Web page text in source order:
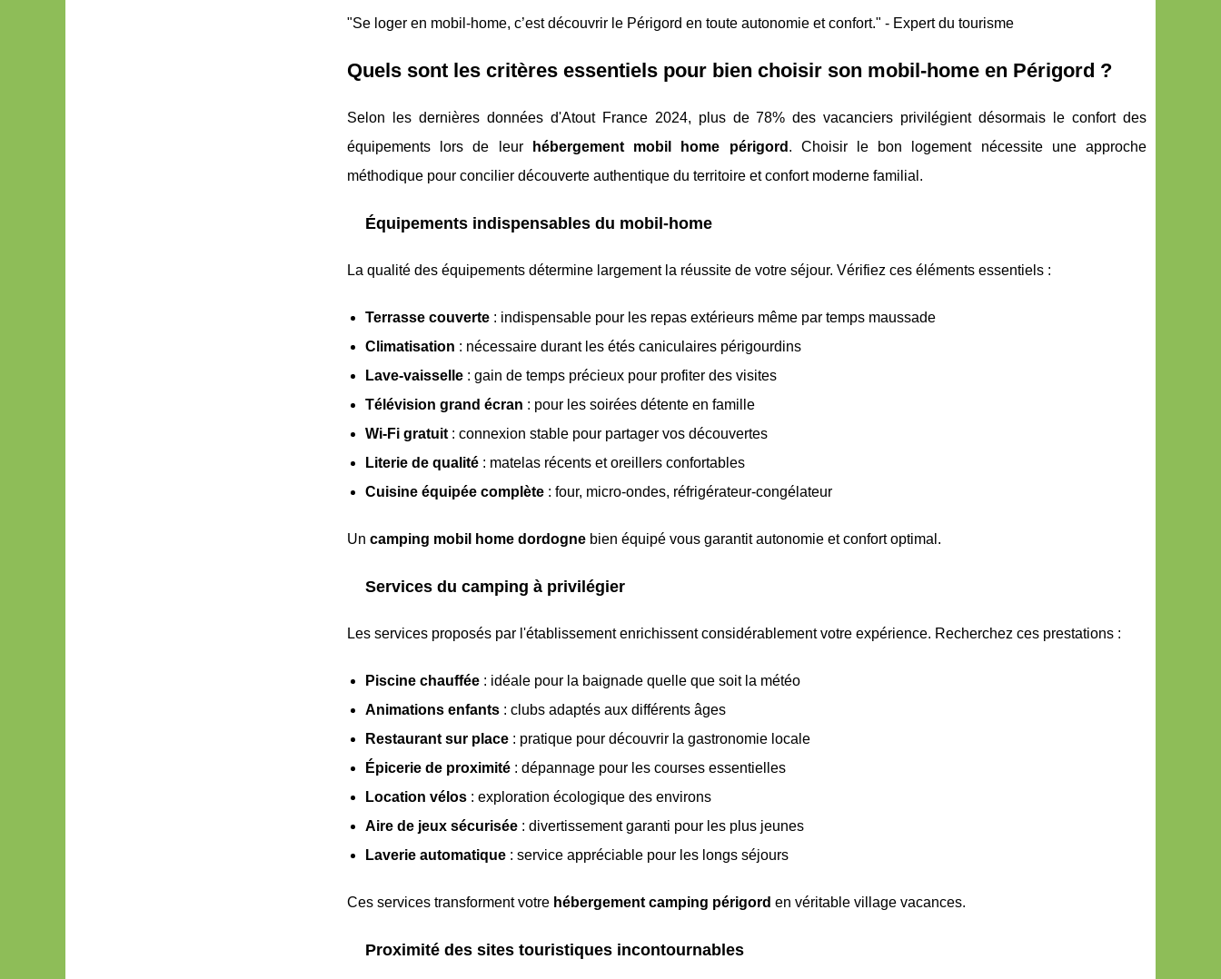
"Se loger en mobil-home, c’est découvrir le Périgord en toute autonomie et confort." - Expert du tourisme
Quels sont les critères essentiels pour bien choisir son mobil-home en Périgord ?
Selon les dernières données d'Atout France 2024, plus de 78% des vacanciers privilégient désormais le confort des
équipements lors de leur
hébergement mobil home périgord . Choisir le bon logement nécessite une approche
méthodique pour concilier découverte authentique du territoire et confort moderne familial.
Équipements indispensables du mobil-home
La qualité des équipements détermine largement la réussite de votre séjour. Vérifiez ces éléments essentiels :
Terrasse couverte : indispensable pour les repas extérieurs même par temps maussade
Climatisation : nécessaire durant les étés caniculaires périgourdins
Lave-vaisselle : gain de temps précieux pour profiter des visites
Télévision grand écran : pour les soirées détente en famille
Wi-Fi gratuit : connexion stable pour partager vos découvertes
Literie de qualité : matelas récents et oreillers confortables
Cuisine équipée complète : four, micro-ondes, réfrigérateur-congélateur
Un camping mobil home dordogne bien équipé vous garantit autonomie et confort optimal.
Services du camping à privilégier
Les services proposés par l'établissement enrichissent considérablement votre expérience. Recherchez ces prestations :
Piscine chauffée : idéale pour la baignade quelle que soit la météo
Animations enfants : clubs adaptés aux différents âges
Restaurant sur place : pratique pour découvrir la gastronomie locale
Épicerie de proximité : dépannage pour les courses essentielles
Location vélos : exploration écologique des environs
Aire de jeux sécurisée : divertissement garanti pour les plus jeunes
Laverie automatique : service appréciable pour les longs séjours
Ces services transforment votre hébergement camping périgord en véritable village vacances.
Proximité des sites touristiques incontournables